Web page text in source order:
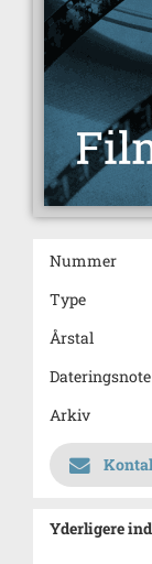
Nummer
Type
Årstal
Dateringsnote
Arkiv
Yderligere